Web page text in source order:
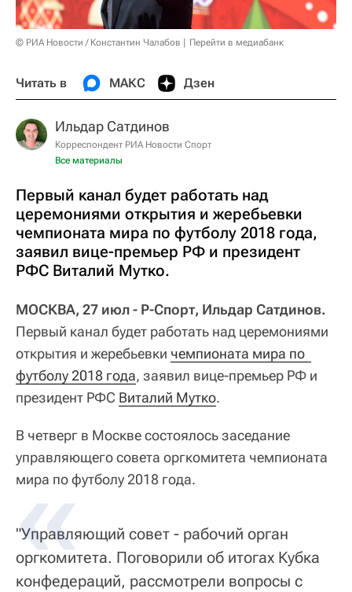
© РИА Новости / Константин Чалабов Перейти в медиабанк
Читать в МАКС Дзен
Ильдар Сатдинов
Корреспондент РИА Новости Спорт
Все материалы
Первый канал будет работать над
церемониями открытия и жеребьевки
чемпионата мира по футболу 2018 года,
заявил вице-премьер РФ и президент
РФС Виталий Мутко.
МОСКВА, 27 июл - Р-Спорт, Ильдар Сатдинов.
Первый канал будет работать над церемониями
открытия и жеребьевки чемпионата мира по
футболу 2018 года, заявил вице-премьер РФ и
президент РФС Виталий Мутко.
В четверг в Москве состоялось заседание
управляющего совета оргкомитета чемпионата
мира по футболу 2018 года.
"Управляющий совет - рабочий орган
оргкомитета. Поговорили об итогах Кубка
конфедераций, рассмотрели вопросы с